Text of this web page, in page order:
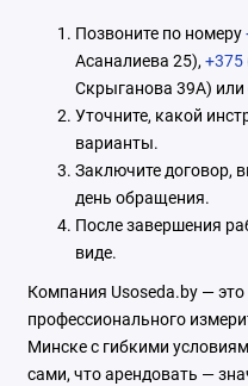
Позвоните по номеру
Асаналиева 25), +375
Скрыганова 39А) или
Уточните, какой
варианты.
Заключите договор,
день обращения.
После завершения
виде.
Компания Usoseda.by —
профессионального
Минске с гибкими
сами, что арендовать —